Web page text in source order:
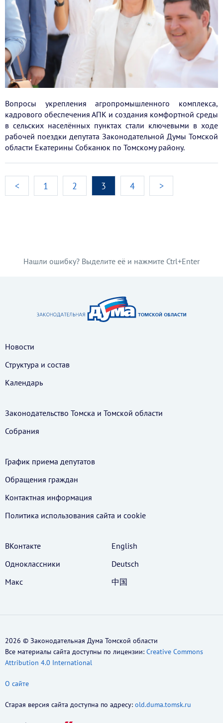
Вопросы укрепления агропромышленного комплекса,
кадрового обеспечения АПК и создания комфортной среды
в сельских населённых пунктах стали ключевыми в ходе
рабочей поездки депутата Законодательной Думы Томской
области Екатерины Собканюк по Томскому району.
< 1 2 3 4 >
Нашли ошибку? Выделите её и нажмите Ctrl+Enter
Новости
Структура и состав
Календарь
Законодательство Томска и Томской области
Собрания
График приема депутатов
Обращения граждан
Контактная информация
Политика использования cайта и cookie
ВКонтакте
Одноклассники
Макс
English
Deutsch
中国
2026 © Законодательная Дума Томской области
Все материалы сайта доступны по лицензии: Creative Commons
Attribution 4.0 International
О сайте
Старая версия сайта доступна по адресу: old.duma.tomsk.ru